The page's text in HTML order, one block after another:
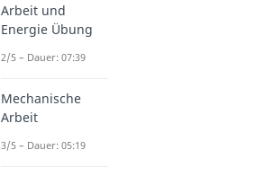
Arbeit und
Energie Übung
2/5 – Dauer: 07:39
Mechanische
Arbeit
3/5 – Dauer: 05:19